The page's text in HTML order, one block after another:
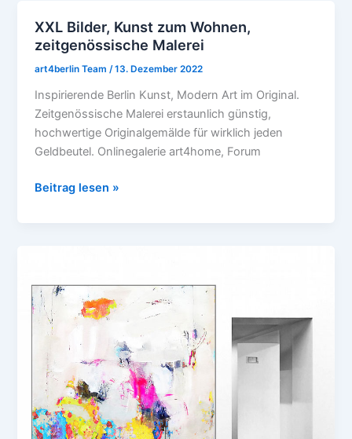
XXL Bilder, Kunst zum Wohnen,
zeitgenössische Malerei
art4berlin Team/13. Dezember 2022
Inspirierende Berlin Kunst, Modern Art im Original.
Zeitgenössische Malerei erstaunlich günstig,
hochwertige Originalgemälde für wirklich jeden
Geldbeutel. Onlinegalerie art4home, Forum
XXL
Bilder,
Kunst
Wohnen,
zeitgenössische
Malerei
Beitrag lesen »
Künstlerateliers
günstig
online
kaufen